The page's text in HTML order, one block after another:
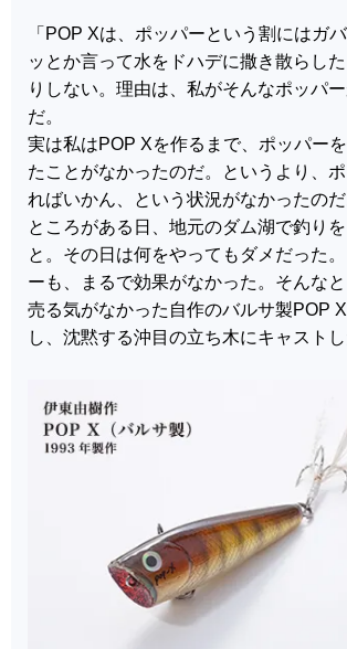
「POP Xは、ポッパーという割にはガ
ッとか言って水をドハデに撒き散らし
りしない。理由は、私がそんなポッパ
だ。
実は私はPOP Xを作るまで、ポッパー
たことがなかったのだ。というより、
ればいかん、という状況がなかったのだ
ところがある日、地元のダム湖で釣り
と。その日は何をやってもダメだった
ーも、まるで効果がなかった。そんな
売る気がなかった自作のバルサ製POP
し、沈黙する沖目の立ち木にキャストし